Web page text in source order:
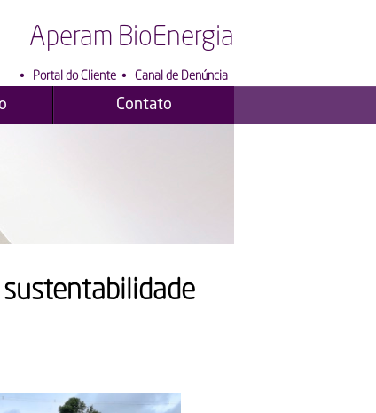
Aperam BioEnergia
• Portal do Cliente • Canal de Denúncia
Contato